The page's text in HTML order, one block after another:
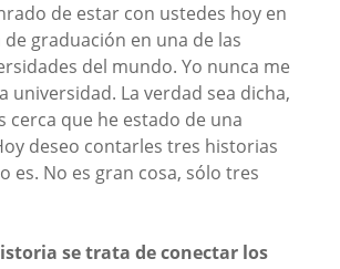
de estar con ustedes hoy en
graduación en una de las
del mundo. Yo nunca me
universidad. La verdad sea dicha,
cerca que he estado de una
deseo contarles tres historias
es. No es gran cosa, sólo tres
se trata de conectar los